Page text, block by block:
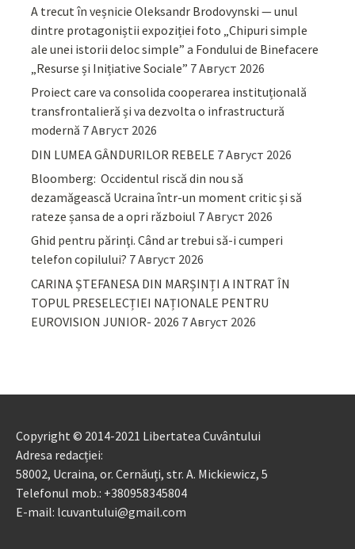
A trecut în veșnicie Oleksandr Brodovynski — unul
dintre protagoniștii expoziției foto „Chipuri simple
ale unei istorii deloc simple” a Fondului de Binefacere
„Resurse și Inițiative Sociale” 7 Август 2026
Proiect care va consolida cooperarea instituțională
transfrontalieră și va dezvolta o infrastructură
modernă 7 Август 2026
DIN LUMEA GÂNDURILOR REBELE 7 Август 2026
Bloomberg: Occidentul riscă din nou să
dezamăgească Ucraina într-un moment critic și să
rateze șansa de a opri războiul 7 Август 2026
Ghid pentru părinţi. Când ar trebui să-i cumperi
telefon copilului? 7 Август 2026
CARINA ȘTEFANESA DIN MARȘINȚI A INTRAT ÎN
TOPUL PRESELECȚIEI NAȚIONALE PENTRU
EUROVISION JUNIOR- 2026 7 Август 2026
Copyright © 2014-2021 Libertatea Cuvântului
Adresa redacției:
58002, Ucraina, or. Cernăuți, str. A. Mickiewicz, 5
Telefonul mob.: +380958345804
E-mail: lcuvantului@gmail.com